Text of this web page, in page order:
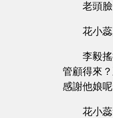
老頭
花小
李毅
管顧得來
感謝他娘呢
花小